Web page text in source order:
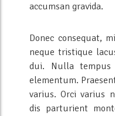
accumsan gravida.
Donec consequat,
neque tristique
dui. Nulla tempus
elementum.
varius. Orci varius
dis parturient